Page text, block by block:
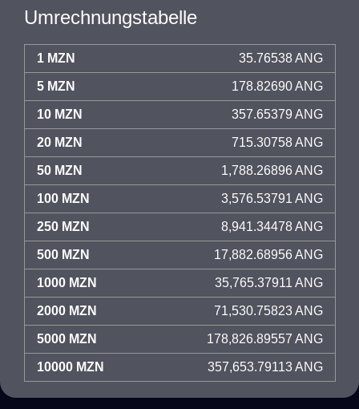
Umrechnungstabelle
1 MZN 35.76538 ANG
5 MZN 178.82690 ANG
10 MZN 357.65379 ANG
20 MZN 715.30758 ANG
50 MZN 1,788.26896 ANG
100 MZN 3,576.53791 ANG
250 MZN 8,941.34478 ANG
500 MZN 17,882.68956 ANG
1000 MZN 35,765.37911 ANG
2000 MZN 71,530.75823 ANG
5000 MZN 178,826.89557 ANG
10000 MZN 357,653.79113 ANG